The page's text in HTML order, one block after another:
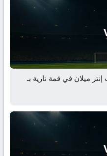
ميلان في قمة نارية بـ